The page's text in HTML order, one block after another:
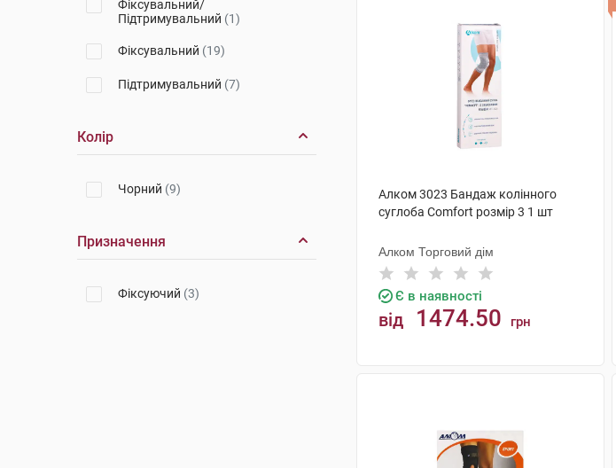
Фіксувальний/
Підтримувальний (1)
Фіксувальний (19)
Підтримувальний (7)
Колір
Чорний (9)
Призначення
Фіксуючий (3)
Алком 3023 Бандаж колінного
суглоба Comfort розмір 3 1 шт
Алком Торговий дім
Є в наявності
від 1474.50 грн